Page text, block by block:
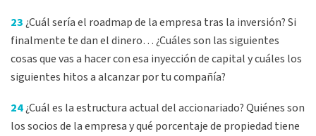
23¿Cuál sería el roadmap de la empresa tras la inversión? Si
finalmente te dan el dinero… ¿Cuáles son las siguientes
cosas que vas a hacer con esa inyección de capital y cuáles los
siguientes hitos a alcanzar por tu compañía?
24¿Cuál es la estructura actual del accionariado? Quiénes son
los socios de la empresa y qué porcentaje de propiedad tiene